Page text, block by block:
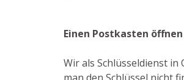
Einen Postkasten
Wir als Schlüsseldienst